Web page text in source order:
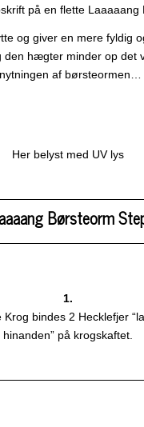
på en flette Laaaaang
og giver en mere fyldig
den hægter minder op det
af børsteormen…
Her belyst med UV lys
Børsteorm
1.
Krog bindes 2 Hecklefjer
hinanden” på krogskaftet.